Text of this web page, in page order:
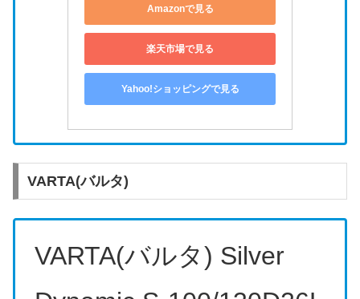
Amazonで見る
楽天市場で見る
Yahoo!ショッピングで見る
VARTA(バルタ)
VARTA(バルタ) Silver